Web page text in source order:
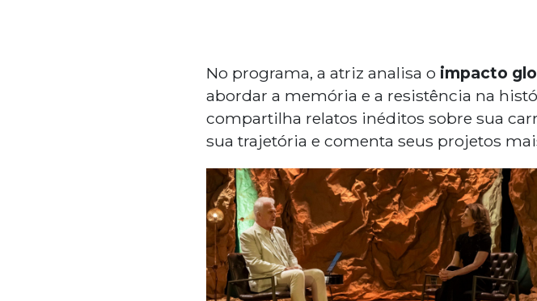
No programa, a atriz analisa o impacto
abordar a memória e a resistência na
compartilha relatos inéditos sobre sua
sua trajetória e comenta seus projetos